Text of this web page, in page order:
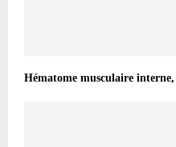
Hématome musculaire